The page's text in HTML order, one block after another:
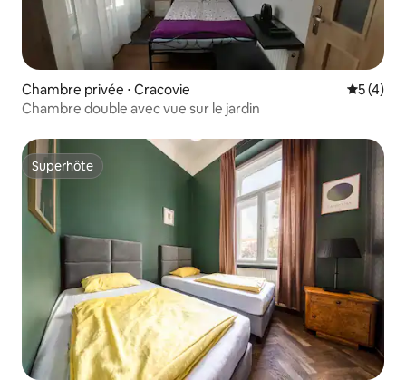
Chambre privée ⋅ Cracovie
5 (4)
Chambre double avec vue sur le jardin
Superhôte
Superhôte